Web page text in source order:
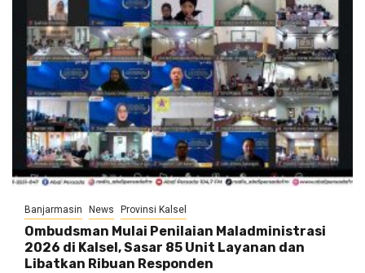
Banjarmasin News Provinsi Kalsel
Ombudsman Mulai Penilaian Maladministrasi
2026 di Kalsel, Sasar 85 Unit Layanan dan
Libatkan Ribuan Responden